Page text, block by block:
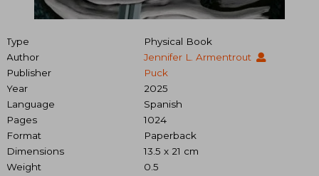
Type
Physical Book
Author
Jennifer L. Armentrout
Publisher
Puck
Year
2025
Language
Spanish
Pages
1024
Format
Paperback
Dimensions
13.5 x 21 cm
Weight
0.5